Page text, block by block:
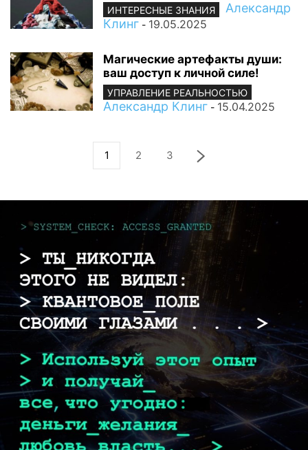
ИНТЕРЕСНЫЕ ЗНАНИЯ
Александр
Клинг - 19.05.2025
Магические артефакты души:
ваш доступ к личной силе!
УПРАВЛЕНИЕ РЕАЛЬНОСТЬЮ
Александр Клинг - 15.04.2025
1 2 3